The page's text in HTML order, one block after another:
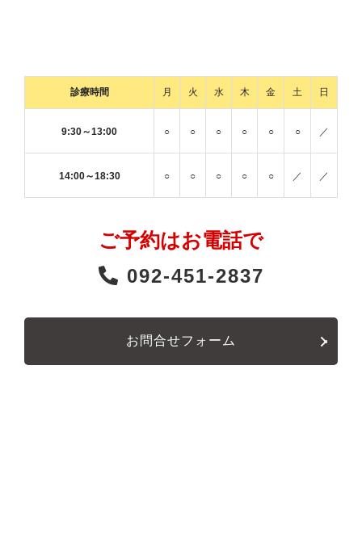
診療時間 月 火 水 木 金 土 日
9:30～13:00 ○ ○ ○ ○ ○ ○ ／
14:00～18:30 ○ ○ ○ ○ ○ ／ ／
ご予約はお電話で
092-451-2837
お問合せフォーム